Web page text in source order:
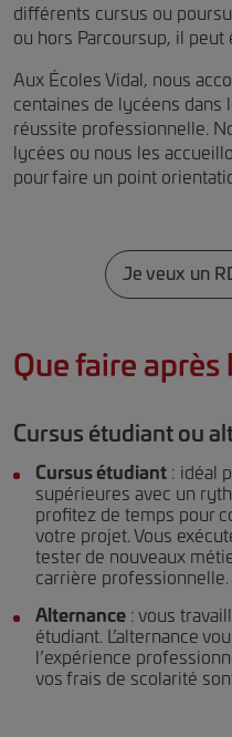
différents cursus ou
ou hors Parcoursup, il peut
Aux Écoles Vidal, nous
centaines de lycéens dans
réussite professionnelle.
lycées ou nous les
pour faire un point
Je veux un
Que faire après
Cursus étudiant ou
Cursus étudiant : idéal
supérieures avec un
profitez de temps pour
votre projet. Vous
tester de nouveaux
carrière professionnelle.
Alternance : vous
étudiant. L’alternance
l’expérience
vos frais de scolarité